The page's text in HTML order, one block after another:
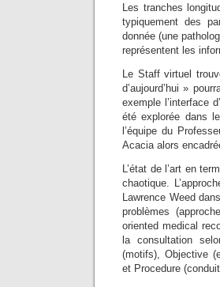
Les tranches
typiquement des
donnée (une
représentent les
Le Staff virtuel
d’aujourd’hui »
exemple l’interface
été explorée dans
l’équipe du
Acacia alors
L’état de l’art en
chaotique.
Lawrence Weed
problèmes
oriented medical
la consultation
(motifs), Objective
et Procedure